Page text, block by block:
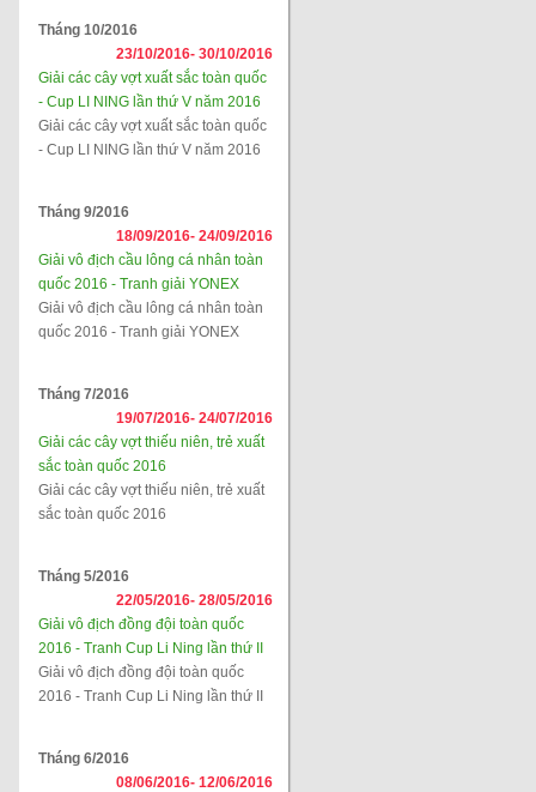
Tháng 10/2016
23/10/2016- 30/10/2016
Giải các cây vợt xuất sắc toàn quốc
- Cup LI NING lần thứ V năm 2016
Giải các cây vợt xuất sắc toàn quốc
- Cup LI NING lần thứ V năm 2016
Tháng 9/2016
18/09/2016- 24/09/2016
Giải vô địch cầu lông cá nhân toàn
quốc 2016 - Tranh giải YONEX
Giải vô địch cầu lông cá nhân toàn
quốc 2016 - Tranh giải YONEX
Tháng 7/2016
19/07/2016- 24/07/2016
Giải các cây vợt thiếu niên, trẻ xuất
sắc toàn quốc 2016
Giải các cây vợt thiếu niên, trẻ xuất
sắc toàn quốc 2016
Tháng 5/2016
22/05/2016- 28/05/2016
Giải vô địch đồng đội toàn quốc
2016 - Tranh Cup Li Ning lần thứ II
Giải vô địch đồng đội toàn quốc
2016 - Tranh Cup Li Ning lần thứ II
Tháng 6/2016
08/06/2016- 12/06/2016